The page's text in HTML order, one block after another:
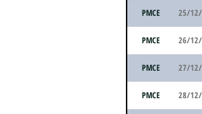
PMCE 25/
PMCE 26/
PMCE 27/
PMCE 28/